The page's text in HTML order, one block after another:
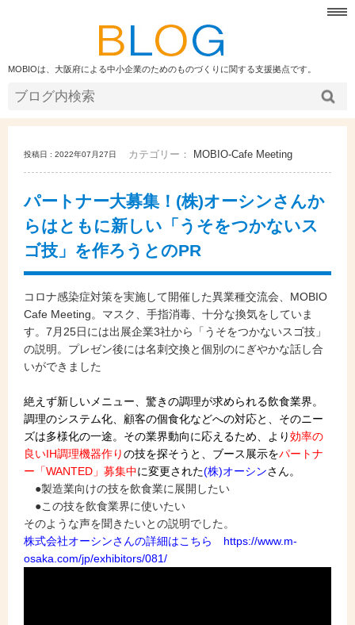
MOBIOは、大阪府による中小企業のためのものづくりに関する支援拠点です。
投稿日 : 2022年07月27日 カテゴリー： MOBIO-Cafe Meeting
パートナー大募集！(株)オーシンさんか
らはともに新しい「うそをつかないス
ゴ技」を作ろうとのPR
コロナ感染症対策を実施して開催した異業種交流会、MOBIO
Cafe Meeting。マスク、手指消毒、十分な換気をしていま
す。7月25日には出展企業3社から「うそをつかないスゴ技」
の説明。プレゼン後には名刺交換と個別のにぎやかな話し合
いができました
絶えず新しいメニュー、驚きの調理が求められる飲食業界。
調理のシステム化、顧客の個食化などへの対応と、 そのニー
ズは多様化の一途。その業界動向に応えるため、より効率の
良いIH調理機器作りの技を探そうと、ブース展示をパートナ
ー「WANTED」募集中に変更された(株)オーシンさん。
●製造業向けの技を飲食業に展開したい
●この技を飲食業界に使いたい
そのような声を聞きたいとの説明でした。
株式会社オーシンさんの詳細はこちら https://www.m-
osaka.com/jp/exhibitors/081/